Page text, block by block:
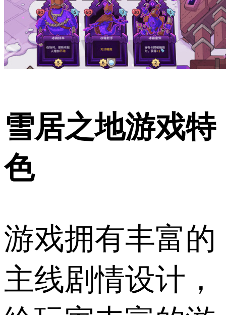
雪居之地游戏特
色
游戏拥有丰富的
主线剧情设计，